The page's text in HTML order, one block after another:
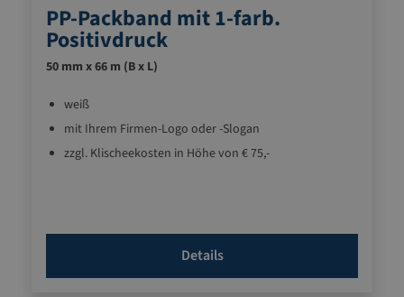
PP-Packband mit 1-farb.
Positivdruck
50 mm x 66 m (B x L)
weiß
mit Ihrem Firmen-Logo oder -Slogan
zzgl. Klischeekosten in Höhe von € 75,-
Details